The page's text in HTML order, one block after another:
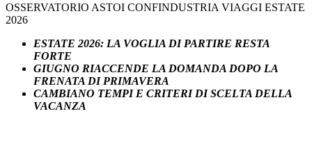
OSSERVATORIO ASTOI CONFINDUSTRIA VIAGGI ESTATE
2026
ESTATE 2026: LA VOGLIA DI PARTIRE RESTA
FORTE
GIUGNO RIACCENDE LA DOMANDA DOPO LA
FRENATA DI PRIMAVERA
CAMBIANO TEMPI E CRITERI DI SCELTA DELLA
VACANZA